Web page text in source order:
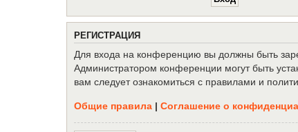
РЕГИСТРАЦИЯ
Для входа на конференцию вы должны быть
Администратором конференции могут быть
вам следует ознакомиться с правилами и
Общие правила | Соглашение о